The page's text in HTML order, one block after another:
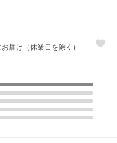
届け（休業日を除く）